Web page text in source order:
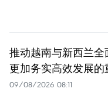
推动越南与新西兰
更加务实高效发展
09/08/2026 08:11